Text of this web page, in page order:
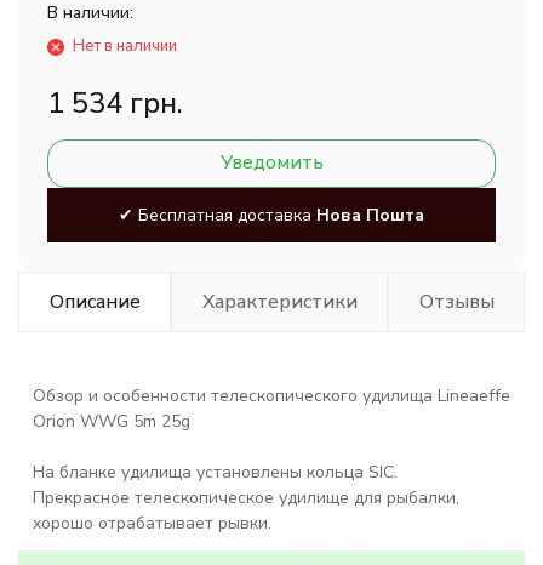
В наличии:
Нет в наличии
1 534 грн.
Уведомить
✔ Бесплатная доставка Нова Пошта
Описание Характеристики Отзывы
Обзор и особенности телескопического удилища Lineaeffe
Orion WWG 5m 25g
На бланке удилища установлены кольца SIC.
Прекрасное телескопическое удилище для рыбалки,
хорошо отрабатывает рывки.